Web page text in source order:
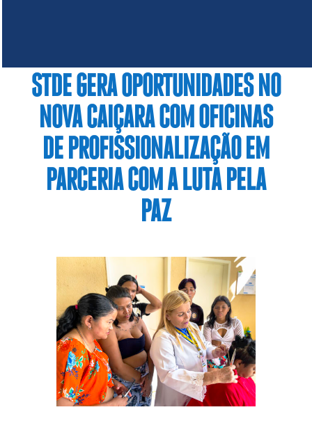
STDE GERA OPORTUNIDADES NO
NOVA CAIÇARA COM OFICINAS
DE PROFISSIONALIZAÇÃO EM
PARCERIA COM A LUTA PELA
PAZ